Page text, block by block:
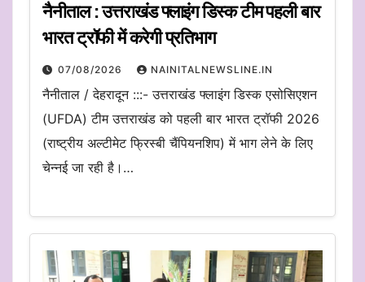
नैनीताल : उत्तराखंड फ्लाइंग डिस्क टीम पहली बार
भारत ट्रॉफी में करेगी प्रतिभाग
07/08/2026 NAINITALNEWSLINE.IN
नैनीताल / देहरादून :::- उत्तराखंड फ्लाइंग डिस्क एसोसिएशन
(UFDA) टीम उत्तराखंड को पहली बार भारत ट्रॉफी 2026
(राष्ट्रीय अल्टीमेट फ्रिस्बी चैंपियनशिप) में भाग लेने के लिए
चेन्नई जा रही है।…